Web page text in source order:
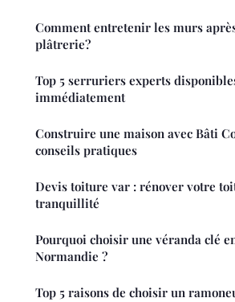
Comment entretenir les murs
plâtrerie?
Top 5 serruriers experts
immédiatement
Construire une maison avec Bâti
conseils pratiques
Devis toiture var : rénover votre
tranquillité
Pourquoi choisir une véranda clé
Normandie ?
Top 5 raisons de choisir un